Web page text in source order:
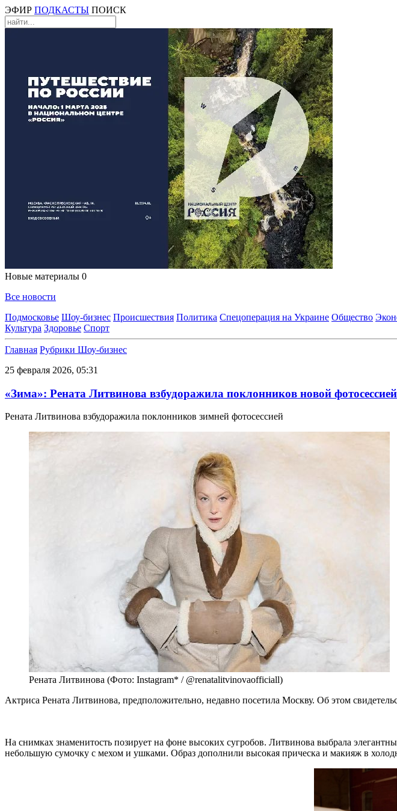
ЭФИР ПОДКАСТЫ ПОИСК
Новые материалы 0
Все новости
Подмосковье Шоу-бизнес Происшествия Политика Спецоперация на Украине Общество
Культура Здоровье Спорт
Главная Рубрики Шоу-бизнес
25 февраля 2026, 05:31
«Зима»: Рената Литвинова взбудоражила поклонников новой фотосессией
Рената Литвинова взбудоражила поклонников зимней фотосессией
Рената Литвинова (Фото: Instagram* / @renatalitvinovaofficiall)
Актриса Рената Литвинова, предположительно, недавно посетила Москву. Об этом
На снимках знаменитость позирует на фоне высоких сугробов. Литвинова выбрала
небольшую сумочку с мехом и ушками. Образ дополнили высокая прическа и макияж в